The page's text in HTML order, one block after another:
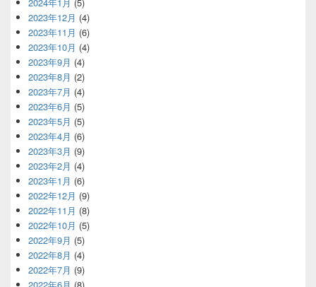
2023年12月 (4)
2023年11月 (6)
2023年10月 (4)
2023年9月 (4)
2023年8月 (2)
2023年7月 (4)
2023年6月 (5)
2023年5月 (5)
2023年4月 (6)
2023年3月 (9)
2023年2月 (4)
2023年1月 (6)
2022年12月 (9)
2022年11月 (8)
2022年10月 (5)
2022年9月 (5)
2022年8月 (4)
2022年7月 (9)